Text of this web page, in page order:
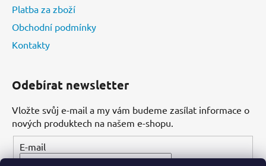
Platba za zboží
Obchodní podmínky
Kontakty
Odebírat newsletter
Vložte svůj e-mail a my vám budeme zasílat informace o
nových produktech na našem e-shopu.
E-mail